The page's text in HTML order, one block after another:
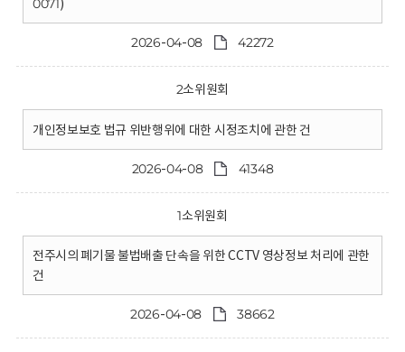
0071)
2026-04-08 42272
2소위원회
개인정보보호 법규 위반행위에 대한 시정조치에 관한 건
2026-04-08 41348
1소위원회
전주시의 폐기물 불법배출 단속을 위한 CCTV 영상정보 처리에 관한
건
2026-04-08 38662